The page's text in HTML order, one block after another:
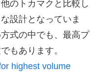
のトカマクと比較し
設計となっていま
式の中でも、最高プ
もあります。
highest volume